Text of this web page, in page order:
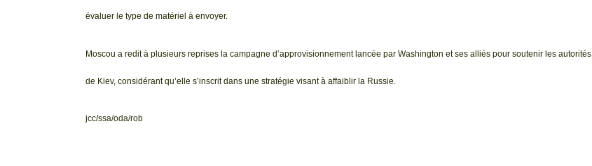
évaluer le type de matériel à envoyer.
Moscou a redit à plusieurs reprises la campagne d’approvisionnement lancée par Washington et ses alliés pour soutenir les autorités
de Kiev, considérant qu’elle s’inscrit dans une stratégie visant à affaiblir la Russie.
jcc/ssa/oda/rob